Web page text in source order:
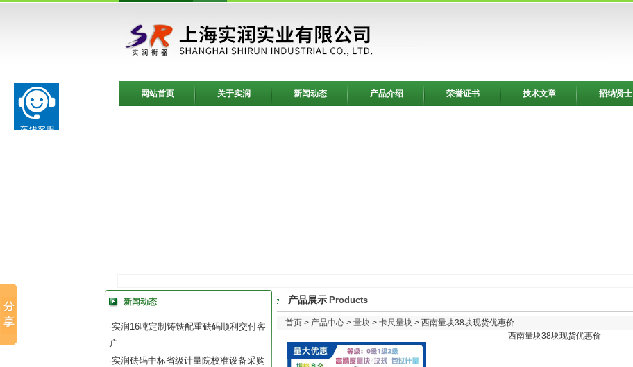
网站首页 关于实润 新闻动态 产品介绍 荣誉证书 技术文章 招纳贤士
新闻动态
·实润16吨定制铸铁配重砝码顺利交付客
户
·实润砝码中标省级计量院校准设备采购
产品展示 Products
首页> 产品中心> 量块> 卡尺量块> 西南量块38块现货优惠价
西南量块38块现货优惠价